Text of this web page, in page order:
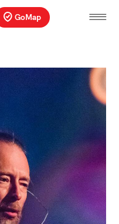
GoMap